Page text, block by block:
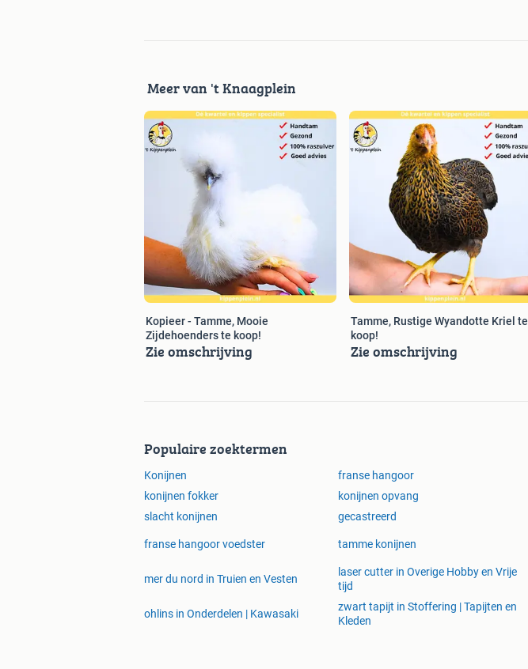
Meer van 't Knaagplein
Kopieer - Tamme, Mooie
Zijdehoenders te koop!
Zie omschrijving
Tamme, Rustige Wyandotte Kriel te
koop!
Zie omschrijving
Populaire zoektermen
Konijnen franse hangoor
konijnen fokker
konijnen opvang
slacht konijnen
gecastreerd
franse hangoor voedster tamme konijnen
mer du nord in Truien en Vesten
laser cutter in Overige Hobby en Vrije
tijd
ohlins in Onderdelen | Kawasaki
zwart tapijt in Stoffering | Tapijten en
Kleden